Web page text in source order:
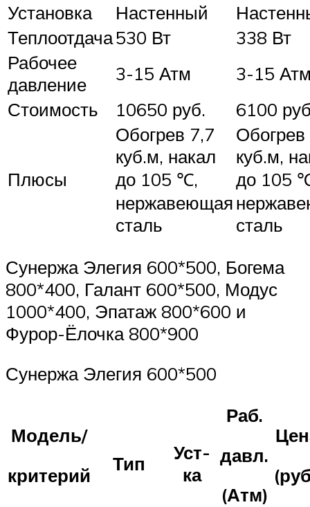
Установка
Настенный
Теплоотдача530 Вт
338 Вт
Рабочее
давление
3-15 Атм
3-15
Стоимость
10650 руб. 6100
Плюсы
Обогрев 7,7
куб.м, накал
до 105 ℃,
нержавеющая
сталь
Обогрев
куб.м,
до 105
сталь
Сунержа Элегия 600*500, Богема
800*400, Галант 600*500, Модус
1000*400, Эпатаж 800*600 и
Фурор-Ёлочка 800*900
Сунержа Элегия 600*500
Модель/
критерий
Тип
Уст-
ка
Раб.
давл.
(Атм)